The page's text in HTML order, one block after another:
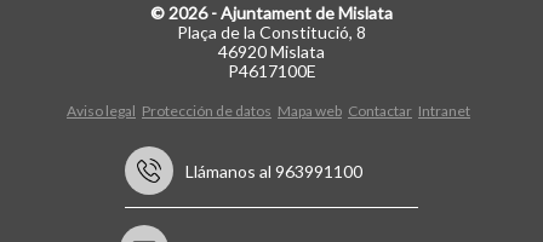
© 2026 - Ajuntament de Mislata
Plaça de la Constitució, 8
46920 Mislata
P4617100E
Aviso legal Protección de datos Mapa web Contactar Intranet
Llámanos al 963991100